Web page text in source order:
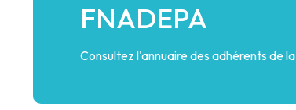
FNADEPA
Consultez l'annuaire des adhérents de